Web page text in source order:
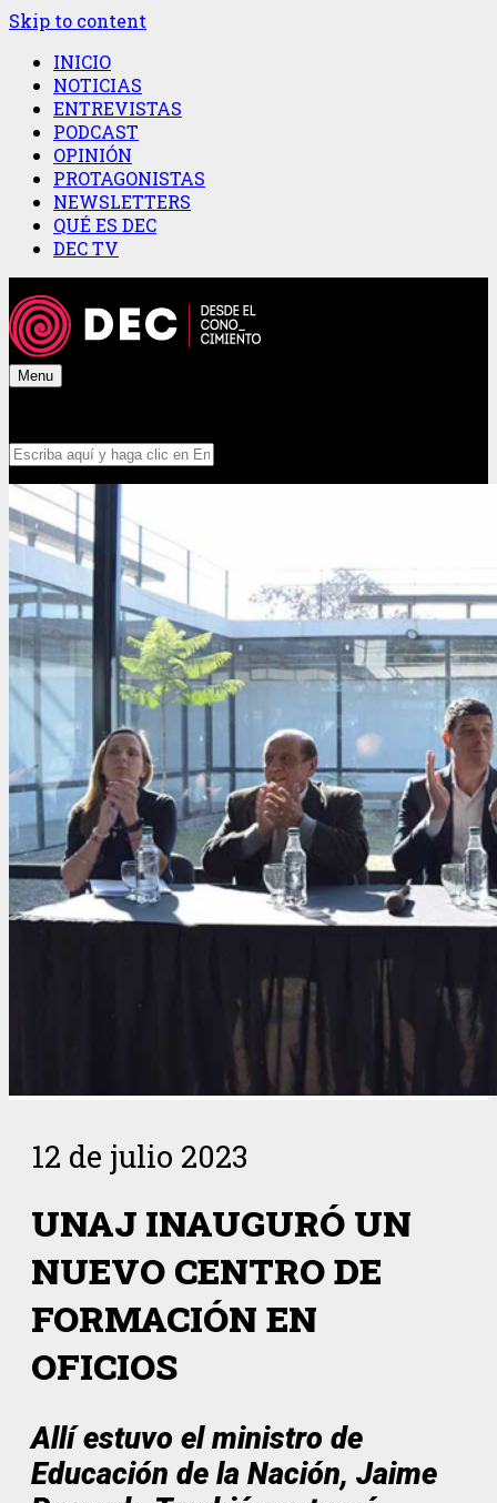
Skip to content
INICIO
NOTICIAS
ENTREVISTAS
PODCAST
OPINIÓN
PROTAGONISTAS
NEWSLETTERS
QUÉ ES DEC
DEC TV
Menu
12 de julio 2023
UNAJ INAUGURÓ UN
NUEVO CENTRO DE
FORMACIÓN EN
OFICIOS
Allí estuvo el ministro de
Educación de la Nación, Jaime